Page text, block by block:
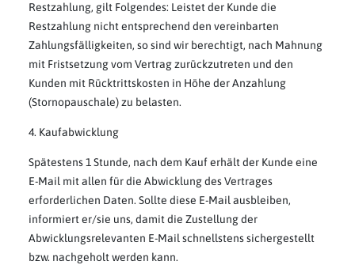
Restzahlung, gilt Folgendes: Leistet der Kunde die
Restzahlung nicht entsprechend den vereinbarten
Zahlungsfälligkeiten, so sind wir berechtigt, nach Mahnung
mit Fristsetzung vom Vertrag zurückzutreten und den
Kunden mit Rücktrittskosten in Höhe der Anzahlung
(Stornopauschale) zu belasten.
4. Kaufabwicklung
Spätestens 1 Stunde, nach dem Kauf erhält der Kunde eine
E-Mail mit allen für die Abwicklung des Vertrages
erforderlichen Daten. Sollte diese E-Mail ausbleiben,
informiert er/sie uns, damit die Zustellung der
Abwicklungsrelevanten E-Mail schnellstens sichergestellt
bzw. nachgeholt werden kann.